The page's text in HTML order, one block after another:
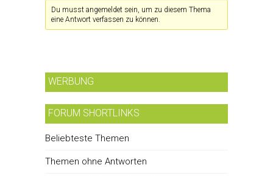
Du musst angemeldet sein, um zu diesem Thema
eine Antwort verfassen zu können.
WERBUNG
FORUM SHORTLINKS
Beliebteste Themen
Themen ohne Antworten